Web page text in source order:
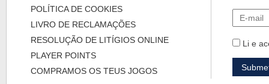
POLÍTICA DE COOKIES
LIVRO DE RECLAMAÇÕES
RESOLUÇÃO DE LITÍGIOS ONLINE
PLAYER POINTS
COMPRAMOS OS TEUS JOGOS
Li e